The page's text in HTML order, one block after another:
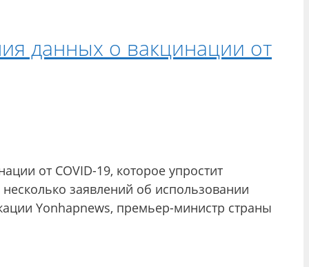
данных о вакцинации от
от COVID-19, которое упростит
заявлений об использовании
Yonhapnews, премьер-министр страны